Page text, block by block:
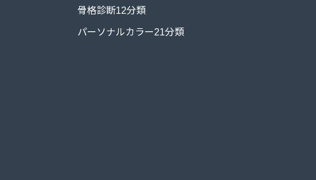
骨格診断12分類
パーソナルカラー21分類